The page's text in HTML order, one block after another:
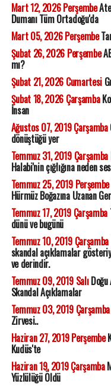
Mart 12, 2026 Perşembe
Dumanı Tüm Ortadoğu'da
Mart 05, 2026 Perşembe
Şubat 26, 2026 Perşembe
mı?
Şubat 21, 2026 Cumartesi
Şubat 18, 2026 Çarşamba
İnsan
Ağustos 07, 2019 Çarşamba
dönüştüğü yer
Temmuz 31, 2019 Çarşamba
Halabi'nin çığlığına neden
Temmuz 25, 2019 Perşembe
Hürmüz Boğazına Uzanan
Temmuz 17, 2019 Çarşamba
dünü ve bugünü
Temmuz 10, 2019 Çarşamba
skandal açıklamalar
ve derindir.
Temmuz 09, 2019 SalıDoğu
Skandal Açıklamalar
Temmuz 03, 2019 Çarşamba
Zirvesi..
Haziran 27, 2019 Perşembe
Kudüs'te
Haziran 19, 2019 Çarşamba
Yüzlülüğü Öldü